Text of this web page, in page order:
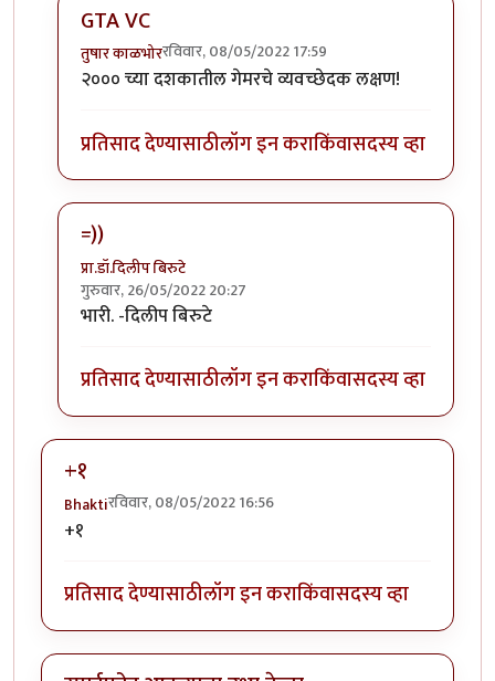
GTA VC
तुषार काळभोररविवार, 08/05/2022 17:59
In reply to+१ पब जी कि जिटीएवाय सिटीbyसुरसंगम
२००० च्या दशकातील गेमरचे व्यवच्छेदक लक्षण!
प्रतिसाद देण्यासाठीलॉग इन कराकिंवासदस्य व्हा
=))
प्रा.डॉ.दिलीप बिरुटे
गुरुवार, 26/05/2022 20:27
In reply to+१ पब जी कि जिटीएवाय सिटी
भारी. -दिलीप बिरुटे
प्रतिसाद देण्यासाठीलॉग इन कराकिंवासदस्य व्हा
+१
Bhaktiरविवार, 08/05/2022 16:56
+१
प्रतिसाद देण्यासाठीलॉग इन कराकिंवासदस्य व्हा